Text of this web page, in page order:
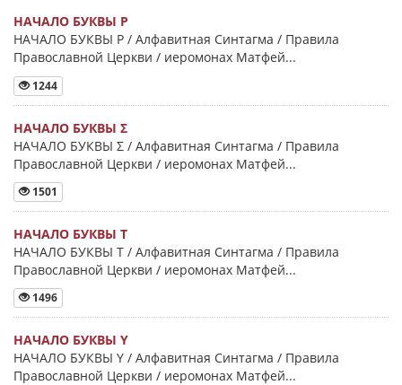
НАЧАЛО БУКВЫ Ρ
НАЧАЛО БУКВЫ Ρ / Алфавитная Синтагма / Правила
Православной Церкви / иеромонах Матфей...
1244
НАЧАЛО БУКВЫ Σ
НАЧАЛО БУКВЫ Σ / Алфавитная Синтагма / Правила
Православной Церкви / иеромонах Матфей...
1501
НАЧАЛО БУКВЫ Τ
НАЧАЛО БУКВЫ Τ / Алфавитная Синтагма / Правила
Православной Церкви / иеромонах Матфей...
1496
НАЧАЛО БУКВЫ Y
НАЧАЛО БУКВЫ Y / Алфавитная Синтагма / Правила
Православной Церкви / иеромонах Матфей...